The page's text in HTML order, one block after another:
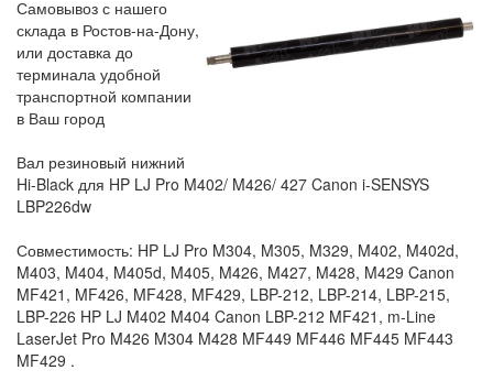
Самовывоз с нашего
склада в Ростов-на-Дону,
или доставка до
терминала удобной
транспортной компании
в Ваш город
Вал резиновый нижний
Hi-Black для HP LJ Pro M402/ M426/ 427 Canon i-SENSYS
LBP226dw
Совместимость: HP LJ Pro M304, M305, M329, M402, M402d,
M403, M404, M405d, M405, M426, M427, M428, M429 Canon
MF421, MF426, MF428, MF429, LBP-212, LBP-214, LBP-215,
LBP-226 HP LJ M402 M404 Canon LBP-212 MF421, m-Line
LaserJet Pro M426 M304 M428 MF449 MF446 MF445 MF443
MF429 .